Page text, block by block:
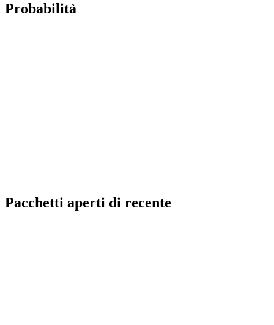
Probabilità
Pacchetti aperti di recente